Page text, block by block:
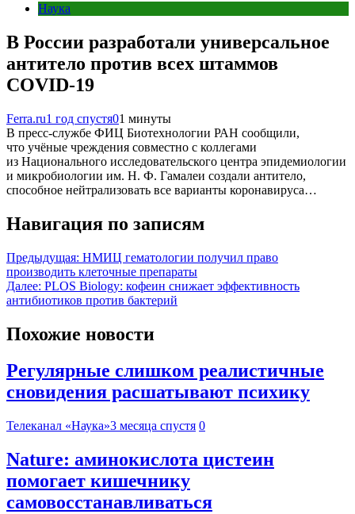
Наука
В России разработали универсальное
антитело против всех штаммов
COVID-19
Ferra.ru1 год спустя01 минуты
В пресс-службе ФИЦ Биотехнологии РАН сообщили,
что учёные чреждения совместно с коллегами
из Национального исследовательского центра эпидемиологии
и микробиологии им. Н. Ф. Гамалеи создали антитело,
способное нейтрализовать все варианты коронавируса…
Навигация по записям
Предыдущая: НМИЦ гематологии получил право
производить клеточные препараты
Далее: PLOS Biology: кофеин снижает эффективность
антибиотиков против бактерий
Похожие новости
Регулярные слишком реалистичные
сновидения расшатывают психику
Телеканал «Наука»3 месяца спустя 0
Nature: аминокислота цистеин
помогает кишечнику
самовосстанавливаться